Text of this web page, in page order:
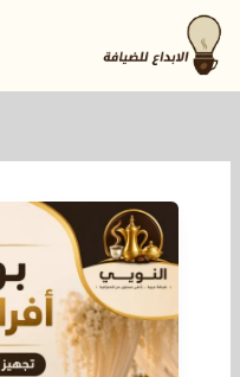
تخطي
إلى
المحتوى